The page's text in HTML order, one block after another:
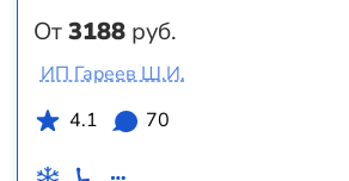
От3188 руб.
ИП Гареев Ш.И.
4.1
70